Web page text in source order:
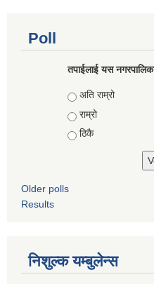
Poll
तपाईलाई यस
Choices
अति राम्रो
राम्रो
ठिकै
Older polls
Results
निशुल्क यम्बुलेन्स